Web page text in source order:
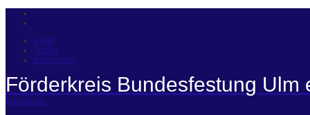
Login
Suche
Impressum
Förderkreis Bundesfestung Ulm
Navigation